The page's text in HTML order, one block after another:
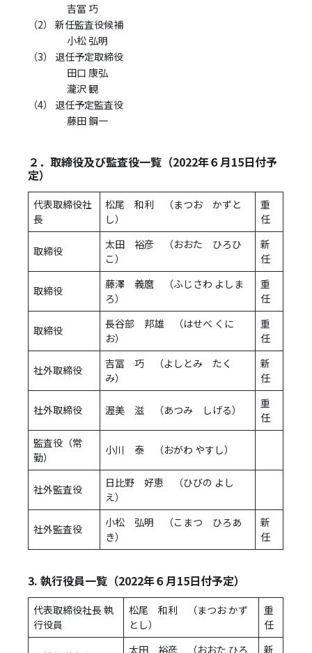
吉冨 巧
（2） 新任監査役候補
小松 弘明
（3） 退任予定取締役
田口 康弘
瀧沢 観
（4） 退任予定監査役
藤田 鋼一
２．取締役及び監査役一覧（2022年６月15日付予
定）
代表取締役社
長
松尾 和利 （まつお かずと
し）
重
任
取締役
太田 裕彦 （おおた ひろひ
こ）
新
任
取締役
藤澤 義麿 （ふじさわ よしま
ろ）
重
任
取締役
長谷部 邦雄 （はせべ くに
お）
重
任
社外取締役
吉冨 巧 （よしとみ たく
み）
新
任
社外取締役 渥美 滋 （あつみ しげる）
重
任
監査役（常
勤）
小川 泰 （おがわ やすし）
社外監査役
日比野 好恵 （ひびの よし
え）
社外監査役
小松 弘明 （こまつ ひろあ
き）
新
任
3. 執行役員一覧（2022年６月15日付予定）
代表取締役社長 執
行役員
松尾 和利 （まつお かず
とし）
重
任
太田 裕彦 （おおた ひろ 新